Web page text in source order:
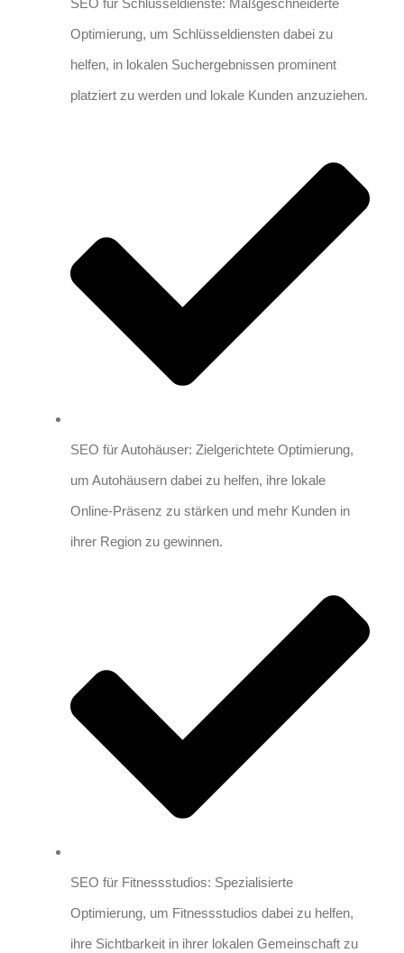
SEO für Schlüsseldienste: Maßgeschneiderte
Optimierung, um Schlüsseldiensten dabei zu
helfen, in lokalen Suchergebnissen prominent
platziert zu werden und lokale Kunden anzuziehen.
SEO für Autohäuser: Zielgerichtete Optimierung,
um Autohäusern dabei zu helfen, ihre lokale
Online-Präsenz zu stärken und mehr Kunden in
ihrer Region zu gewinnen.
SEO für Fitnessstudios: Spezialisierte
Optimierung, um Fitnessstudios dabei zu helfen,
ihre Sichtbarkeit in ihrer lokalen Gemeinschaft zu